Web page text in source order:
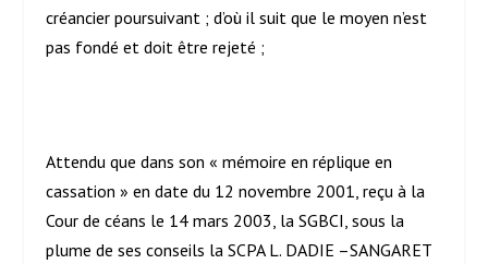
créancier poursuivant ; d’où il suit que le moyen n’est
pas fondé et doit être rejeté ;
Attendu que dans son « mémoire en réplique en
cassation » en date du 12 novembre 2001, reçu à la
Cour de céans le 14 mars 2003, la SGBCI, sous la
plume de ses conseils la SCPA L. DADIE –SANGARET